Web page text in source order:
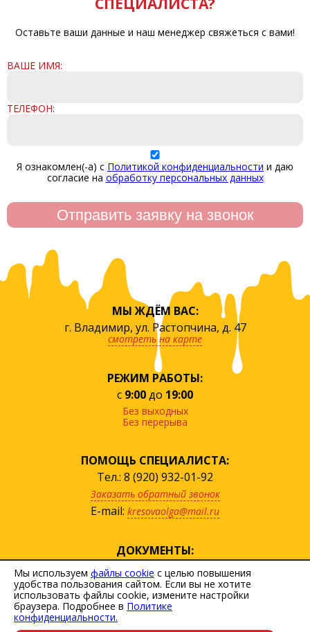
Оставьте ваши данные и наш менеджер свяжеться с вами!
ВАШЕ ИМЯ:
ТЕЛЕФОН:
Я ознакомлен(-а) с Политикой конфиденциальности и даю
согласие на обработку персональных данных
МЫ ЖДЁМ ВАС:
г. Владимир, ул. Растопчина, д. 47
смотреть на карте
РЕЖИМ РАБОТЫ:
с 9:00до 19:00
Без выходных
Без перерыва
ПОМОЩЬ СПЕЦИАЛИСТА:
Тел.: 8 (920) 932-01-92
Заказать обратный звонок
E-mail: kresovaolga@mail.ru
ДОКУМЕНТЫ:
посмотреть прайс
скачать договор
Политика персональных данных
Пользовательское соглашение
Мы используем файлы cookie с целью повышения
удобства пользования сайтом. Если вы не хотите
использовать файлы cookie, измените настройки
браузера. Подробнее в Политике
конфиденциальности.